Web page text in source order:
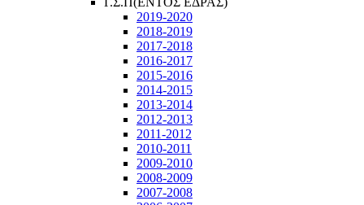
2019-2020
2018-2019
2017-2018
2016-2017
2015-2016
2014-2015
2013-2014
2012-2013
2011-2012
2010-2011
2009-2010
2008-2009
2007-2008